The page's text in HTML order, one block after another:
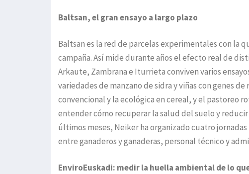
Baltsan, el gran ensayo a largo plazo
Baltsan es la red de parcelas experimentales con la
campaña. Así mide durante años el efecto real de
Arkaute, Zambrana e Iturrieta conviven varios
variedades de manzano de sidra y viñas con genes
convencional y la ecológica en cereal, y el pastoreo
entender cómo recuperar la salud del suelo y
últimos meses, Neiker ha organizado cuatro
entre ganaderos y ganaderas, personal técnico y
EnviroEuskadi: medir la huella ambiental de lo